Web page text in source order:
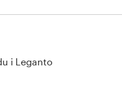
i Leganto